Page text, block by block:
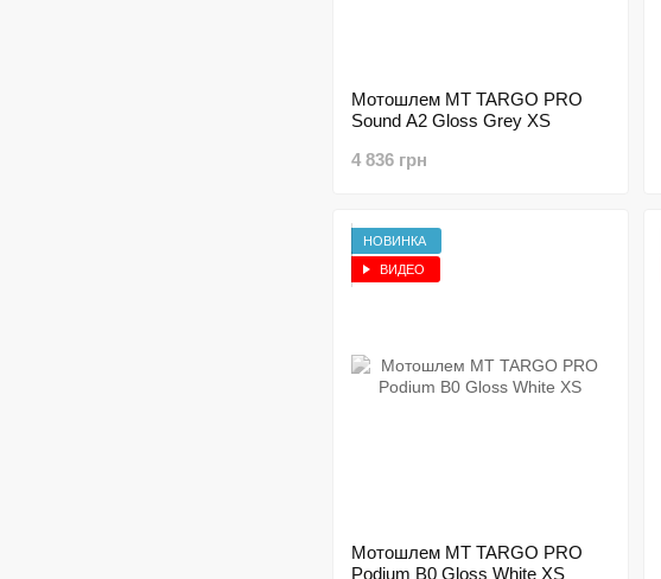
Мотошлем MT TARGO PRO
Sound A2 Gloss Grey XS
4 836 грн
НОВИНКА
ВИДЕО
Мотошлем MT TARGO PRO
Podium B0 Gloss White XS